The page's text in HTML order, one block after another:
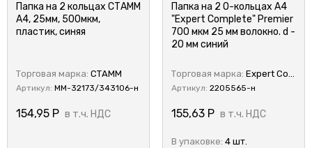
Папка на 2 кольцах СТАММ
А4, 25мм, 500мкм,
пластик, синяя
Торговая марка: СТАММ
Артикул: ММ-32173/343106-н
154,95 Р в т.ч. НДС
Папка на 2 О-кольцах A4
"Expert Complete" Premier
700 мкм 25 мм волокно. d -
20 мм синий
Торговая марка: Expert Complete
Артикул: 2205565-н
155,63 Р в т.ч. НДС
В упаковке: 4 шт.